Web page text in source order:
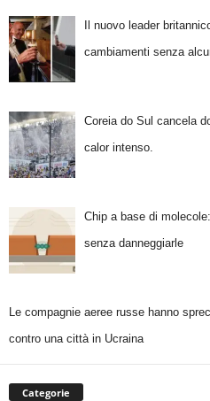
Il nuovo leader
cambiamenti senza
Coreia do Sul cancela
calor intenso.
Chip a base di
senza danneggiarle
Le compagnie aeree russe hanno
contro una città in Ucraina
Categorie